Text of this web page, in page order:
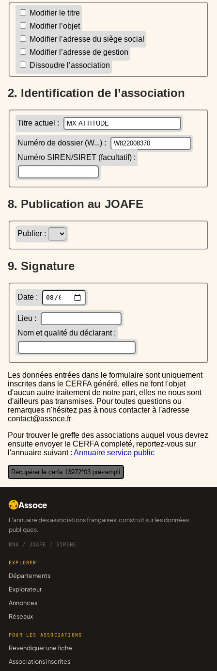
Modifier le titre
Modifier l’objet
Modifier l’adresse du siège social
Modifier l’adresse de gestion
Dissoudre l’association
2. Identification de l’association
Titre actuel :
Numéro de dossier (W...) :
Numéro SIREN/SIRET (facultatif) :
8. Publication au JOAFE
Publier :
9. Signature
Date :
Lieu :
Nom et qualité du déclarant :
Les données entrées dans le formulaire sont uniquement
inscrites dans le CERFA généré, elles ne font l'objet
d'aucun autre traitement de notre part, elles ne nous sont
d'ailleurs pas transmises. Pour toutes questions ou
remarques n'hésitez pas à nous contacter à l'adresse
contact@assoce.fr
Pour trouver le greffe des associations auquel vous devrez
ensuite envoyer le CERFA completé, reportez-vous sur
l'annuaire suivant : Annuaire service public
Récupérer le cerfa 13972*03 pré-rempli
Assoce
L'annuaire des associations françaises, construit sur les données
publiques.
RNA / JOAFE / SIRENE
EXPLORER
Départements
Explorateur
Annonces
Réseaux
POUR LES ASSOCIATIONS
Revendiquer une fiche
Associations inscrites